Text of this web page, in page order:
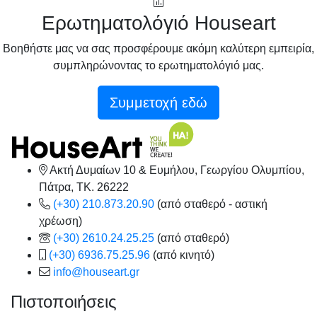
Ερωτηματολόγιό Houseart
Βοηθήστε μας να σας προσφέρουμε ακόμη καλύτερη εμπειρία,
συμπληρώνοντας το ερωτηματολόγιό μας.
Συμμετοχή εδώ
Ακτή Δυμαίων 10 & Ευμήλου, Γεωργίου Ολυμπίου,
Πάτρα, TK. 26222
(+30) 210.873.20.90 (από σταθερό - αστική
χρέωση)
(+30) 2610.24.25.25 (από σταθερό)
(+30) 6936.75.25.96 (από κινητό)
info@houseart.gr
Πιστοποιήσεις